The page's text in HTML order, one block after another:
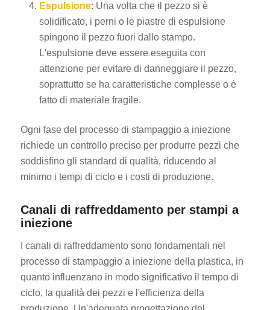
Espulsione: Una volta che il pezzo si è
solidificato, i perni o le piastre di espulsione
spingono il pezzo fuori dallo stampo.
L'espulsione deve essere eseguita con
attenzione per evitare di danneggiare il pezzo,
soprattutto se ha caratteristiche complesse o è
fatto di materiale fragile.
Ogni fase del processo di stampaggio a iniezione
richiede un controllo preciso per produrre pezzi che
soddisfino gli standard di qualità, riducendo al
minimo i tempi di ciclo e i costi di produzione.
Canali di raffreddamento per stampi a
iniezione
I canali di raffreddamento sono fondamentali nel
processo di stampaggio a iniezione della plastica, in
quanto influenzano in modo significativo il tempo di
ciclo, la qualità dei pezzi e l'efficienza della